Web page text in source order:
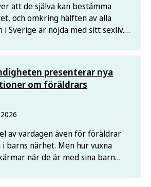
att de själva kan bestämma
och omkring hälften av alla
i Sverige är nöjda med sitt sexliv.
och reproduktiv hälsa. Bland
presenterar nya
om föräldrars
av vardagen även för föräldrar
i barns närhet. Men hur vuxna
när de är med sina barn
när